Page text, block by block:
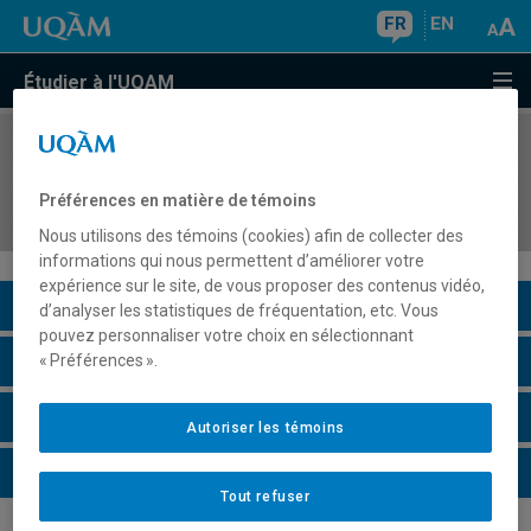
FR EN
Étudier à l'UQAM
COURS//
électroniques
Description du cours
Horaire - Été 2026
Horaire - Automne 2026
Horaire - Hiver 2027
Préférences en matière de témoins
Nous utilisons des témoins (cookies) afin de collecter des
informations qui nous permettent d’améliorer votre
expérience sur le site, de vous proposer des contenus vidéo,
d’analyser les statistiques de fréquentation, etc. Vous
pouvez personnaliser votre choix en sélectionnant
« Préférences ».
Tout refuser
Autoriser les témoins